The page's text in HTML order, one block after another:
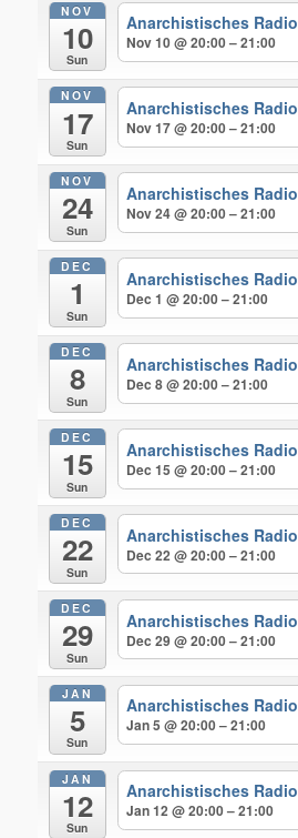
NOV
10
Sun
Anarchistisches Radio
Nov 10 @ 20:00 – 21:00
NOV
17
Sun
Anarchistisches Radio
Nov 17 @ 20:00 – 21:00
NOV
24
Sun
Anarchistisches Radio
Nov 24 @ 20:00 – 21:00
DEC
1
Sun
Anarchistisches Radio
Dec 1 @ 20:00 – 21:00
DEC
8
Sun
Anarchistisches Radio
Dec 8 @ 20:00 – 21:00
DEC
15
Sun
Anarchistisches Radio
Dec 15 @ 20:00 – 21:00
DEC
22
Sun
Anarchistisches Radio
Dec 22 @ 20:00 – 21:00
DEC
29
Sun
Anarchistisches Radio
Dec 29 @ 20:00 – 21:00
JAN
5
Sun
Anarchistisches Radio
Jan 5 @ 20:00 – 21:00
JAN
12
Sun
Anarchistisches Radio
Jan 12 @ 20:00 – 21:00